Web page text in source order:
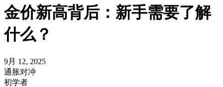
金价新高背后：新手需要了解
什么？
9月 12, 2025
通胀对冲
初学者